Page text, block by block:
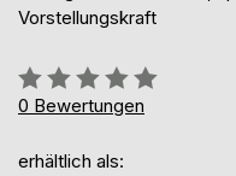
Vorstellungskraft
Bewertung::
0%
0 Bewertungen
erhältlich als: